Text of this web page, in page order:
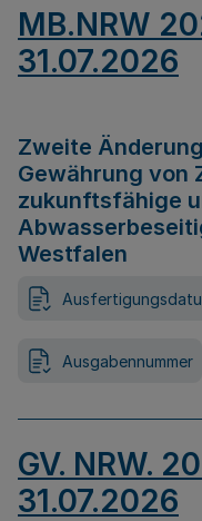
MB.NRW
31.07.2026
Zweite
Gewährung von
zukunftsfähige
Westfalen
Ausgabennummer
GV. NRW.
31.07.2026